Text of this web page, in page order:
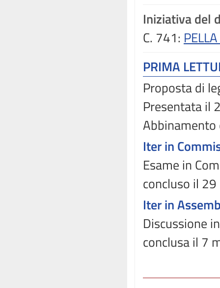
Iniziativa del
C. 741:
PRIMA
Proposta di
Presentata il
Abbinamento
Iter in
Esame in
concluso il
Iter in
Discussione
conclusa il 7